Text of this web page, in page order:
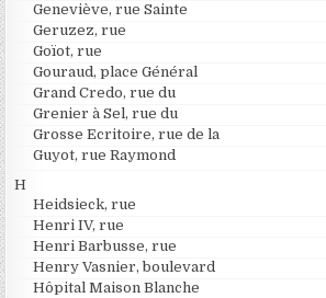
Geneviève, rue Sainte
Geruzez, rue
Goïot, rue
Gouraud, place Général
Grand Credo, rue du
Grenier à Sel, rue du
Grosse Ecritoire, rue de la
Guyot, rue Raymond
H
Heidsieck, rue
Henri IV, rue
Henri Barbusse, rue
Henry Vasnier, boulevard
Hôpital Maison Blanche